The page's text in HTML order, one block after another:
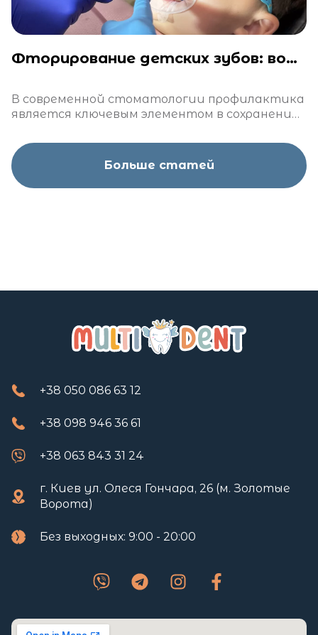
Фторирование детских зубов: вопросы и ответы
В современной стоматологии профилактика
является ключевым элементом в сохранении
эффективных методов профилактики
кариеса является фторирование
Больше статей
+38 050 086 63 12
+38 098 946 36 61
+38 063 843 31 24
г. Киев ул. Олеся Гончара, 26 (м. Золотые
Ворота)
Без выходных: 9:00 - 20:00